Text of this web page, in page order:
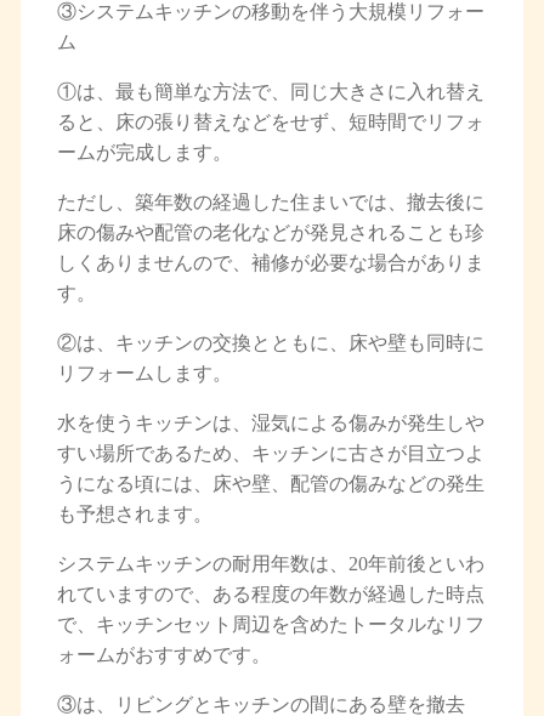
③システムキッチンの移動を伴う大規模リフォー
ム
①は、最も簡単な方法で、同じ大きさに入れ替え
ると、床の張り替えなどをせず、短時間でリフォ
ームが完成します。
ただし、築年数の経過した住まいでは、撤去後に
床の傷みや配管の老化などが発見されることも珍
しくありませんので、補修が必要な場合がありま
す。
②は、キッチンの交換とともに、床や壁も同時に
リフォームします。
水を使うキッチンは、湿気による傷みが発生しや
すい場所であるため、キッチンに古さが目立つよ
うになる頃には、床や壁、配管の傷みなどの発生
も予想されます。
システムキッチンの耐用年数は、20年前後といわ
れていますので、ある程度の年数が経過した時点
で、キッチンセット周辺を含めたトータルなリフ
ォームがおすすめです。
③は、リビングとキッチンの間にある壁を撤去